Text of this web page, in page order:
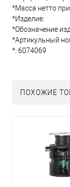
*Масса нетто
*Изделие:
*Обозначение
*Артикульный
*: 6074069
ПОХОЖИЕ